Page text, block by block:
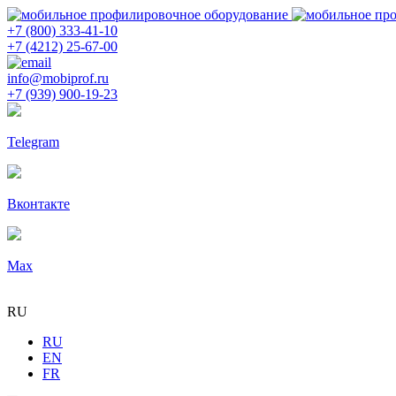
+7 (800) 333-41-10
+7 (4212) 25-67-00
info@mobiprof.ru
+7 (939) 900-19-23
Telegram
Вконтакте
Max
RU
RU
EN
FR